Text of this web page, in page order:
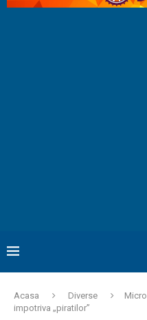
Acasa Diverse
impotriva „piratilor”